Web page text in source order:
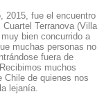
2015, fue el encuentro
Terranova (Villa
bien concurrido a
muchas personas no
fuera de
muchos
Chile de quienes nos
lejanía.